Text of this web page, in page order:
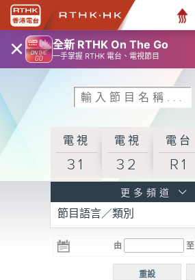
× 全新 RTHK On The Go
一手掌握 RTHK 電台、電視節目
電視
31
電視
32
電台
R1
R3
電台 電台
R5
電台
普通
更多頻道
節目語言／類別
由 至
重設